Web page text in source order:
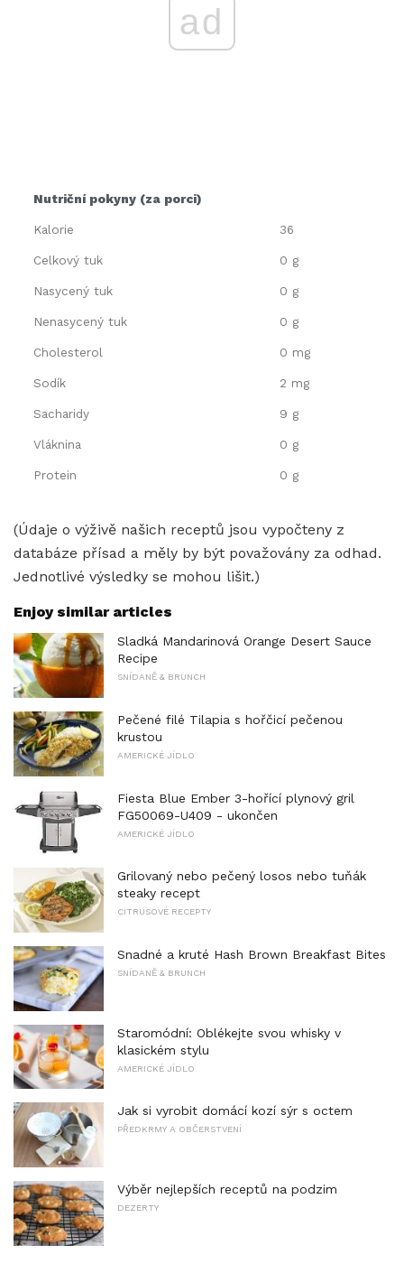
ad
Nutriční pokyny (za porci)
Kalorie 36
Celkový tuk 0 g
Nasycený tuk 0 g
Nenasycený tuk 0 g
Cholesterol 0 mg
Sodík 2 mg
Sacharidy 9 g
Vláknina 0 g
Protein 0 g
(Údaje o výživě našich receptů jsou vypočteny z
databáze přísad a měly by být považovány za odhad.
Jednotlivé výsledky se mohou lišit.)
Enjoy similar articles
Sladká Mandarinová Orange Desert Sauce
Recipe
SNÍDANĚ & BRUNCH
Pečené filé Tilapia s hořčicí pečenou
krustou
AMERICKÉ JÍDLO
Fiesta Blue Ember 3-hořící plynový gril
FG50069-U409 - ukončen
AMERICKÉ JÍDLO
Grilovaný nebo pečený losos nebo tuňák
steaky recept
CITRUSOVÉ RECEPTY
Snadné a kruté Hash Brown Breakfast Bites
SNÍDANĚ & BRUNCH
Staromódní: Oblékejte svou whisky v
klasickém stylu
AMERICKÉ JÍDLO
Jak si vyrobit domácí kozí sýr s octem
PŘEDKRMY A OBČERSTVENÍ
Výběr nejlepších receptů na podzim
DEZERTY